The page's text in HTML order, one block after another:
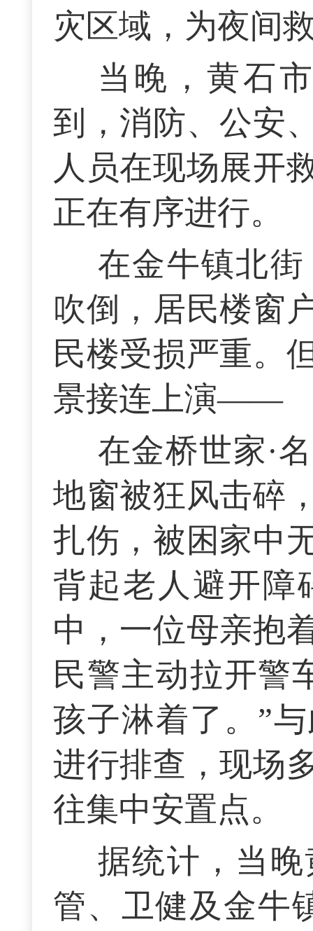
灾区域，为夜间
当晚，黄石
到，消防、公安
人员在现场展开
正在有序进行。
在金牛镇北
吹倒，居民楼窗
民楼受损严重。
景接连上演——
在金桥世家·
地窗被狂风击碎
扎伤，被困家中
背起老人避开障
中，一位母亲抱
民警主动拉开警
孩子淋着了。”
进行排查，现场
往集中安置点。
据统计，当
管、卫健及金牛